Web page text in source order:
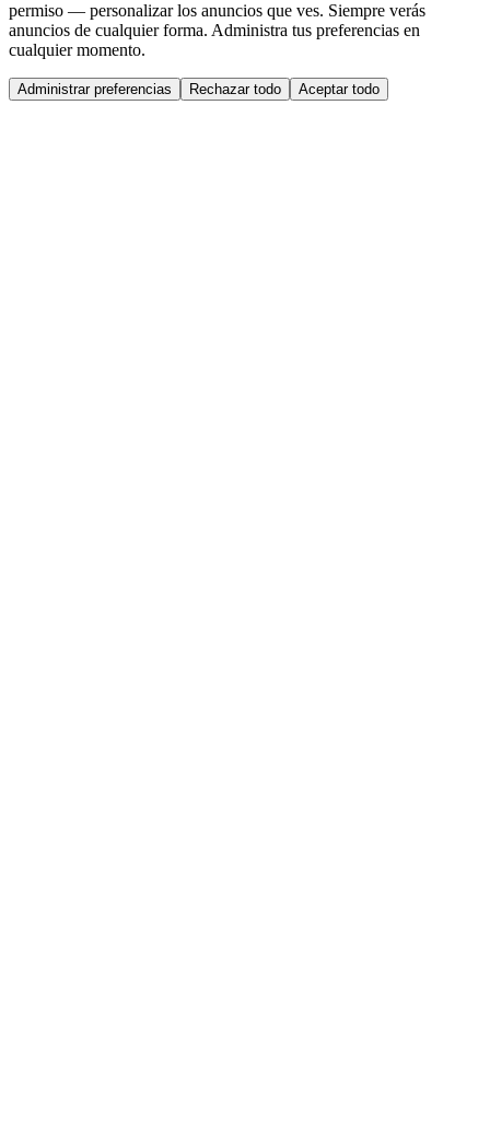
permiso — personalizar los anuncios que ves. Siempre verás
anuncios de cualquier forma. Administra tus preferencias en
cualquier momento.
Administrar preferencias Rechazar todo Aceptar todo